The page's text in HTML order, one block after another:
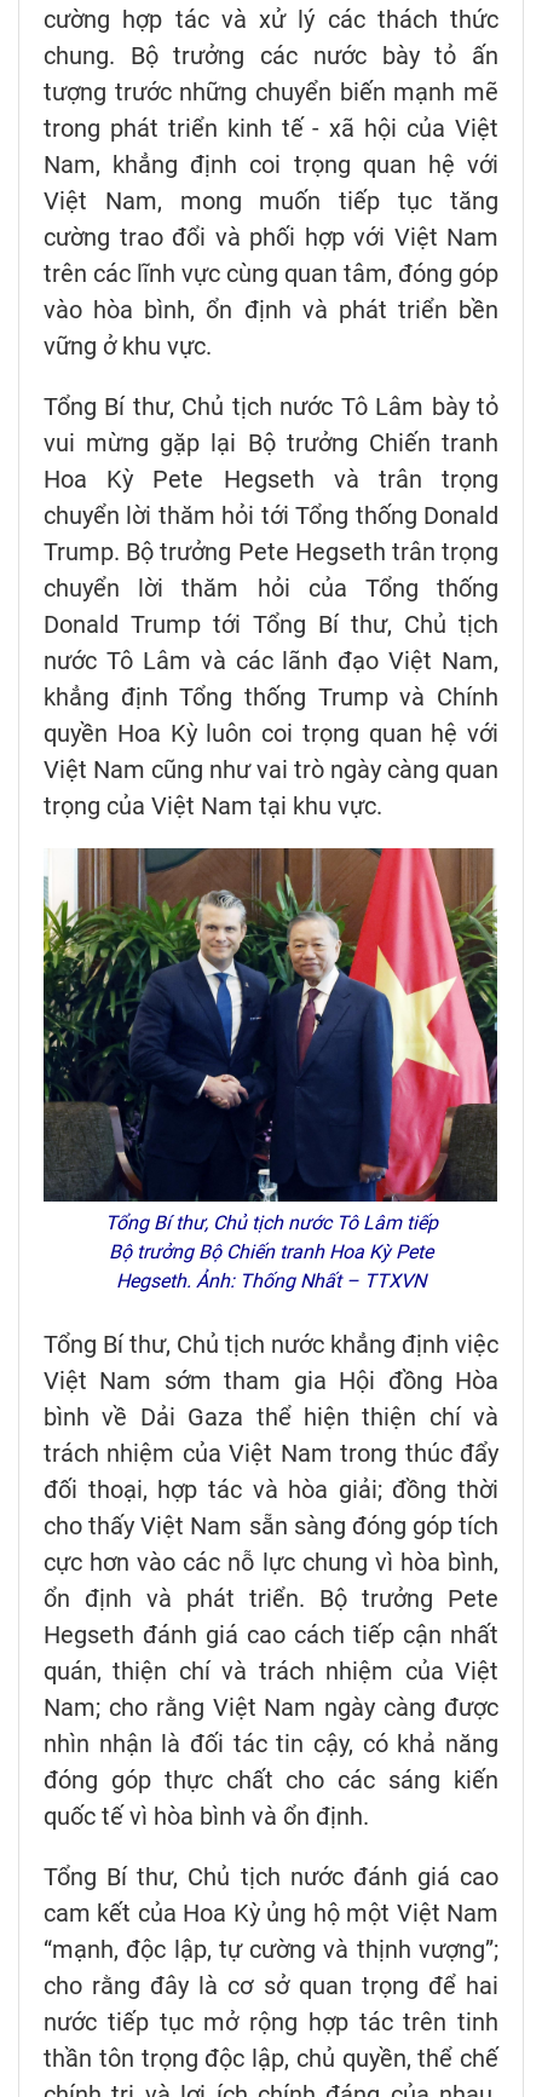
cường hợp tác và xử lý các thách thức
chung. Bộ trưởng các nước bày tỏ ấn
tượng trước những chuyển biến mạnh mẽ
trong phát triển kinh tế - xã hội của Việt
Nam, khẳng định coi trọng quan hệ với
Việt Nam, mong muốn tiếp tục tăng
cường trao đổi và phối hợp với Việt Nam
trên các lĩnh vực cùng quan tâm, đóng góp
vào hòa bình, ổn định và phát triển bền
vững ở khu vực.
Tổng Bí thư, Chủ tịch nước Tô Lâm bày tỏ
vui mừng gặp lại Bộ trưởng Chiến tranh
Hoa Kỳ Pete Hegseth và trân trọng
chuyển lời thăm hỏi tới Tổng thống Donald
Trump. Bộ trưởng Pete Hegseth trân trọng
chuyển lời thăm hỏi của Tổng thống
Donald Trump tới Tổng Bí thư, Chủ tịch
nước Tô Lâm và các lãnh đạo Việt Nam,
khẳng định Tổng thống Trump và Chính
quyền Hoa Kỳ luôn coi trọng quan hệ với
Việt Nam cũng như vai trò ngày càng quan
trọng của Việt Nam tại khu vực.
Tổng Bí thư, Chủ tịch nước Tô Lâm tiếp
Bộ trưởng Bộ Chiến tranh Hoa Kỳ Pete
Hegseth. Ảnh: Thống Nhất – TTXVN
Tổng Bí thư, Chủ tịch nước khẳng định việc
Việt Nam sớm tham gia Hội đồng Hòa
bình về Dải Gaza thể hiện thiện chí và
trách nhiệm của Việt Nam trong thúc đẩy
đối thoại, hợp tác và hòa giải; đồng thời
cho thấy Việt Nam sẵn sàng đóng góp tích
cực hơn vào các nỗ lực chung vì hòa bình,
ổn định và phát triển. Bộ trưởng Pete
Hegseth đánh giá cao cách tiếp cận nhất
quán, thiện chí và trách nhiệm của Việt
Nam; cho rằng Việt Nam ngày càng được
nhìn nhận là đối tác tin cậy, có khả năng
đóng góp thực chất cho các sáng kiến
quốc tế vì hòa bình và ổn định.
Tổng Bí thư, Chủ tịch nước đánh giá cao
cam kết của Hoa Kỳ ủng hộ một Việt Nam
“mạnh, độc lập, tự cường và thịnh vượng”;
cho rằng đây là cơ sở quan trọng để hai
nước tiếp tục mở rộng hợp tác trên tinh
thần tôn trọng độc lập, chủ quyền, thể chế